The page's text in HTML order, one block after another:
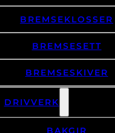
BREMSEKLOSSER
BREMSESETT
BREMSESKIVER
DRIVVERK
BAKGIR